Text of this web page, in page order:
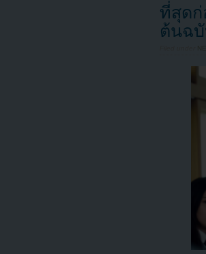
ที่สุดก่
ต้นฉ